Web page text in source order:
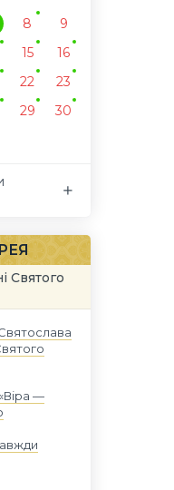
8
9
15
16
22
23
29
30
Святого
—